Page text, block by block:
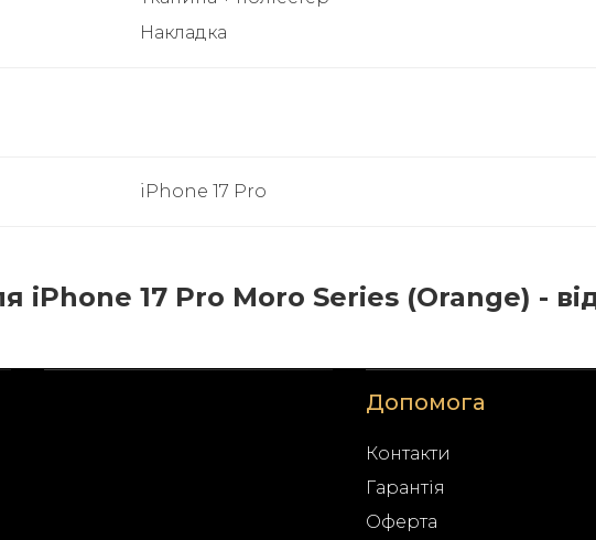
Накладка
iPhone 17 Pro
iPhone 17 Pro Moro Series (Orange) -
Допомога
Контакти
Гарантія
Оферта